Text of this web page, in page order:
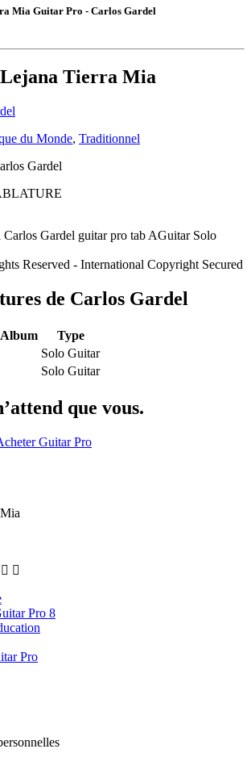
Mia Guitar Pro - Carlos Gardel
Lejana Tierra Mia
du Monde, Traditionnel
Gardel
Reserved - International Copyright Secured
de Carlos Gardel
Album
Type
Solo Guitar
Solo Guitar
que vous.
Guitar Pro
 
Pro 8
Pro